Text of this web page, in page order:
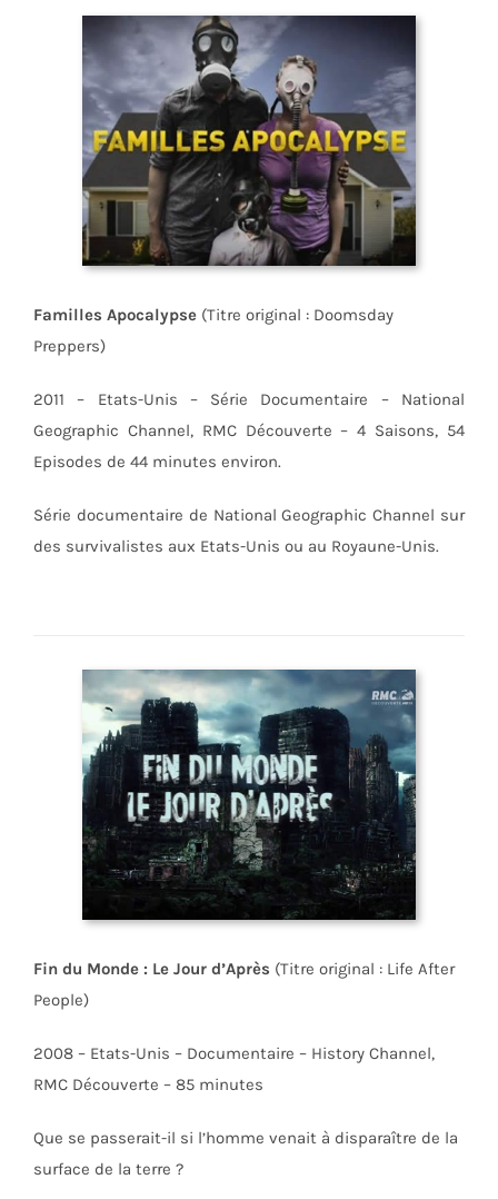
Familles Apocalypse(Titre original : Doomsday
Preppers)
2011 – Etats-Unis – Série Documentaire – National
Geographic Channel, RMC Découverte – 4 Saisons, 54
Episodes de 44 minutes environ.
Série documentaire de National Geographic Channel sur
des survivalistes aux Etats-Unis ou au Royaune-Unis.
Fin du Monde : Le Jour d’Après (Titre original : Life After
People)
2008 – Etats-Unis – Documentaire – History Channel,
RMC Découverte – 85 minutes
Que se passerait-il si l’homme venait à disparaître de la
surface de la terre ?